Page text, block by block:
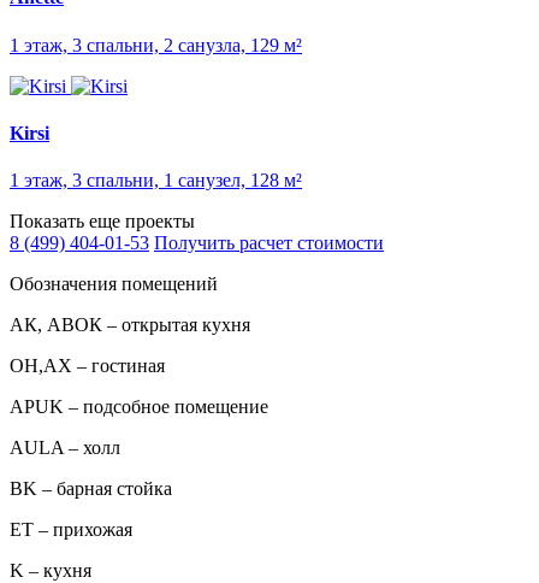
1 этаж, 3 спальни, 2 санузла, 129 м²
Kirsi
1 этаж, 3 спальни, 1 санузел, 128 м²
Показать еще проекты
8 (499) 404-01-53 Получить расчет стоимости
Обозначения помещений
АК, АВОК – открытая кухня
ОН,AX – гостиная
APUK – подсобное помещение
AULA – холл
BK – барная стойка
ET – прихожая
K – кухня